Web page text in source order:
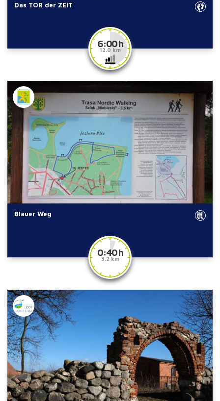
Das TOR der ZEIT
6:00 h
12.0 km
Blauer Weg
0:40 h
3.2 km